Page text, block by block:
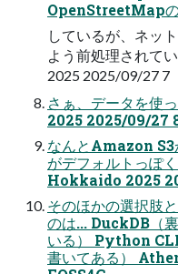
OpenStreetMapの
しているが、ネッ
よう前処理されて
2025 2025/09/27 7
さぁ、データを使
2025 2025/09/27
なんとAmazon
がデフォルトっぽ
Hokkaido 2025
そのほかの選択肢
のは... DuckDB（
いる） Python
書いてある）